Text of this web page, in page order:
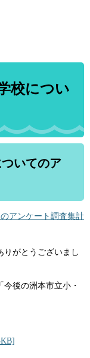
校につい
いてのア
アンケート調査集計
りがとうございまし
後の洲本市立小・